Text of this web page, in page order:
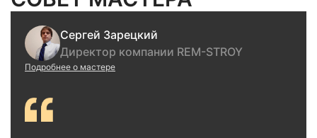
Сергей Зарецкий
Директор компании REM-STROY
Подробнее о мастере